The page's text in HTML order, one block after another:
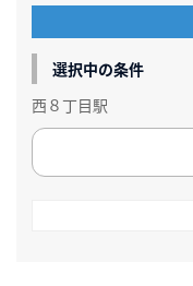
選択中の条件
西８丁目駅